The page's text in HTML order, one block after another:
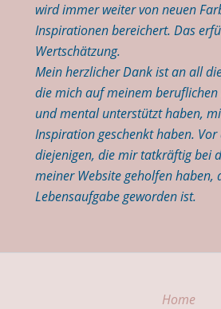
wird immer weiter von neuen
Inspirationen bereichert. Das
Wertschätzung.
Mein herzlicher Dank ist an all
die mich auf meinem
und mental unterstützt haben,
Inspiration geschenkt haben.
diejenigen, die mir tatkräftig bei
meiner Website geholfen haben,
Lebensaufgabe geworden ist.
Home